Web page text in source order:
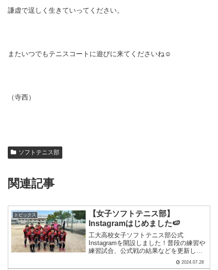
謙虚で逞しく生きていってください。
またいつでもテニスコートに遊びに来てくださいね☺
（寺西）
ソフトテニス部
関連記事
トピックス
【女子ソフトテニス部】
Instagramはじめました🍉
工大高校女子ソフトテニス部公式
Instagramを開設しました！普段の練習や
練習試合、公式戦の結果などを更新して
いきます！みなさん、フォローよろしく
お願いします☺︎
2024.07.28